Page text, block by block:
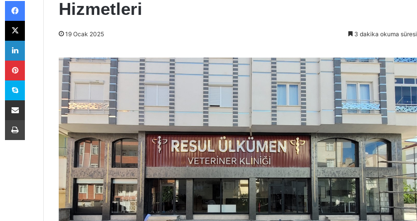
Hizmetleri
19 Ocak 2025 3 dakika okuma süresi
X
LinkedIn
Pinterest
Skype
E-Posta ile paylaş